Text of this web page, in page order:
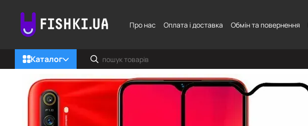
Про нас
Оплата і доставка Обмін та повернення
Каталог